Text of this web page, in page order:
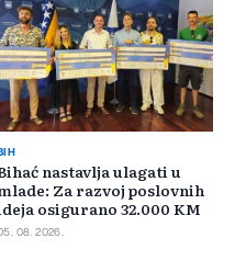
BIH
nastavlja ulagati u
Za razvoj poslovnih
osigurano 32.000 KM
08. 2026.